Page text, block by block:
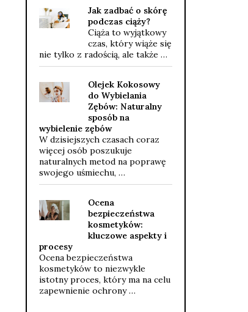
Jak zadbać o skórę
podczas ciąży?
Ciąża to wyjątkowy
czas, który wiąże się
nie tylko z radością, ale także …
Olejek Kokosowy
do Wybielania
Zębów: Naturalny
sposób na
wybielenie zębów
W dzisiejszych czasach coraz
więcej osób poszukuje
naturalnych metod na poprawę
swojego uśmiechu, …
Ocena
bezpieczeństwa
kosmetyków:
kluczowe aspekty i
procesy
Ocena bezpieczeństwa
kosmetyków to niezwykle
istotny proces, który ma na celu
zapewnienie ochrony …